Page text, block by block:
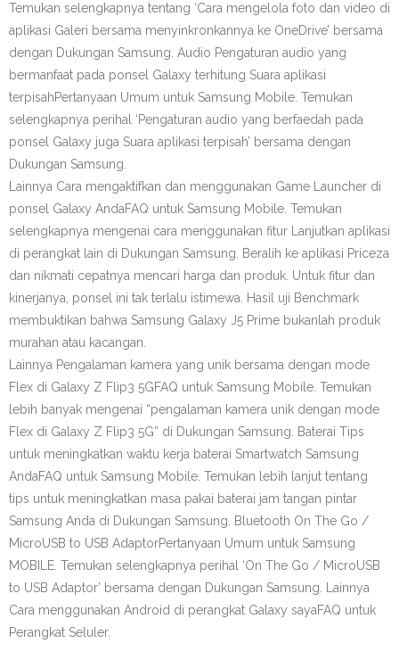
Temukan selengkapnya tentang ‘Cara mengelola foto dan video di
aplikasi Galeri bersama menyinkronkannya ke OneDrive’ bersama
dengan Dukungan Samsung. Audio Pengaturan audio yang
bermanfaat pada ponsel Galaxy terhitung Suara aplikasi
terpisahPertanyaan Umum untuk Samsung Mobile. Temukan
selengkapnya perihal ‘Pengaturan audio yang berfaedah pada
ponsel Galaxy juga Suara aplikasi terpisah’ bersama dengan
Dukungan Samsung.
Lainnya Cara mengaktifkan dan menggunakan Game Launcher di
ponsel Galaxy AndaFAQ untuk Samsung Mobile. Temukan
selengkapnya mengenai cara menggunakan fitur Lanjutkan aplikasi
di perangkat lain di Dukungan Samsung. Beralih ke aplikasi Priceza
dan nikmati cepatnya mencari harga dan produk. Untuk fitur dan
kinerjanya, ponsel ini tak terlalu istimewa. Hasil uji Benchmark
membuktikan bahwa Samsung Galaxy J5 Prime bukanlah produk
murahan atau kacangan.
Lainnya Pengalaman kamera yang unik bersama dengan mode
Flex di Galaxy Z Flip3 5GFAQ untuk Samsung Mobile. Temukan
lebih banyak mengenai “pengalaman kamera unik dengan mode
Flex di Galaxy Z Flip3 5G” di Dukungan Samsung. Baterai Tips
untuk meningkatkan waktu kerja baterai Smartwatch Samsung
AndaFAQ untuk Samsung Mobile. Temukan lebih lanjut tentang
tips untuk meningkatkan masa pakai baterai jam tangan pintar
Samsung Anda di Dukungan Samsung. Bluetooth On The Go /
MicroUSB to USB AdaptorPertanyaan Umum untuk Samsung
MOBILE. Temukan selengkapnya perihal ‘On The Go / MicroUSB
to USB Adaptor’ bersama dengan Dukungan Samsung. Lainnya
Cara menggunakan Android di perangkat Galaxy sayaFAQ untuk
Perangkat Seluler.